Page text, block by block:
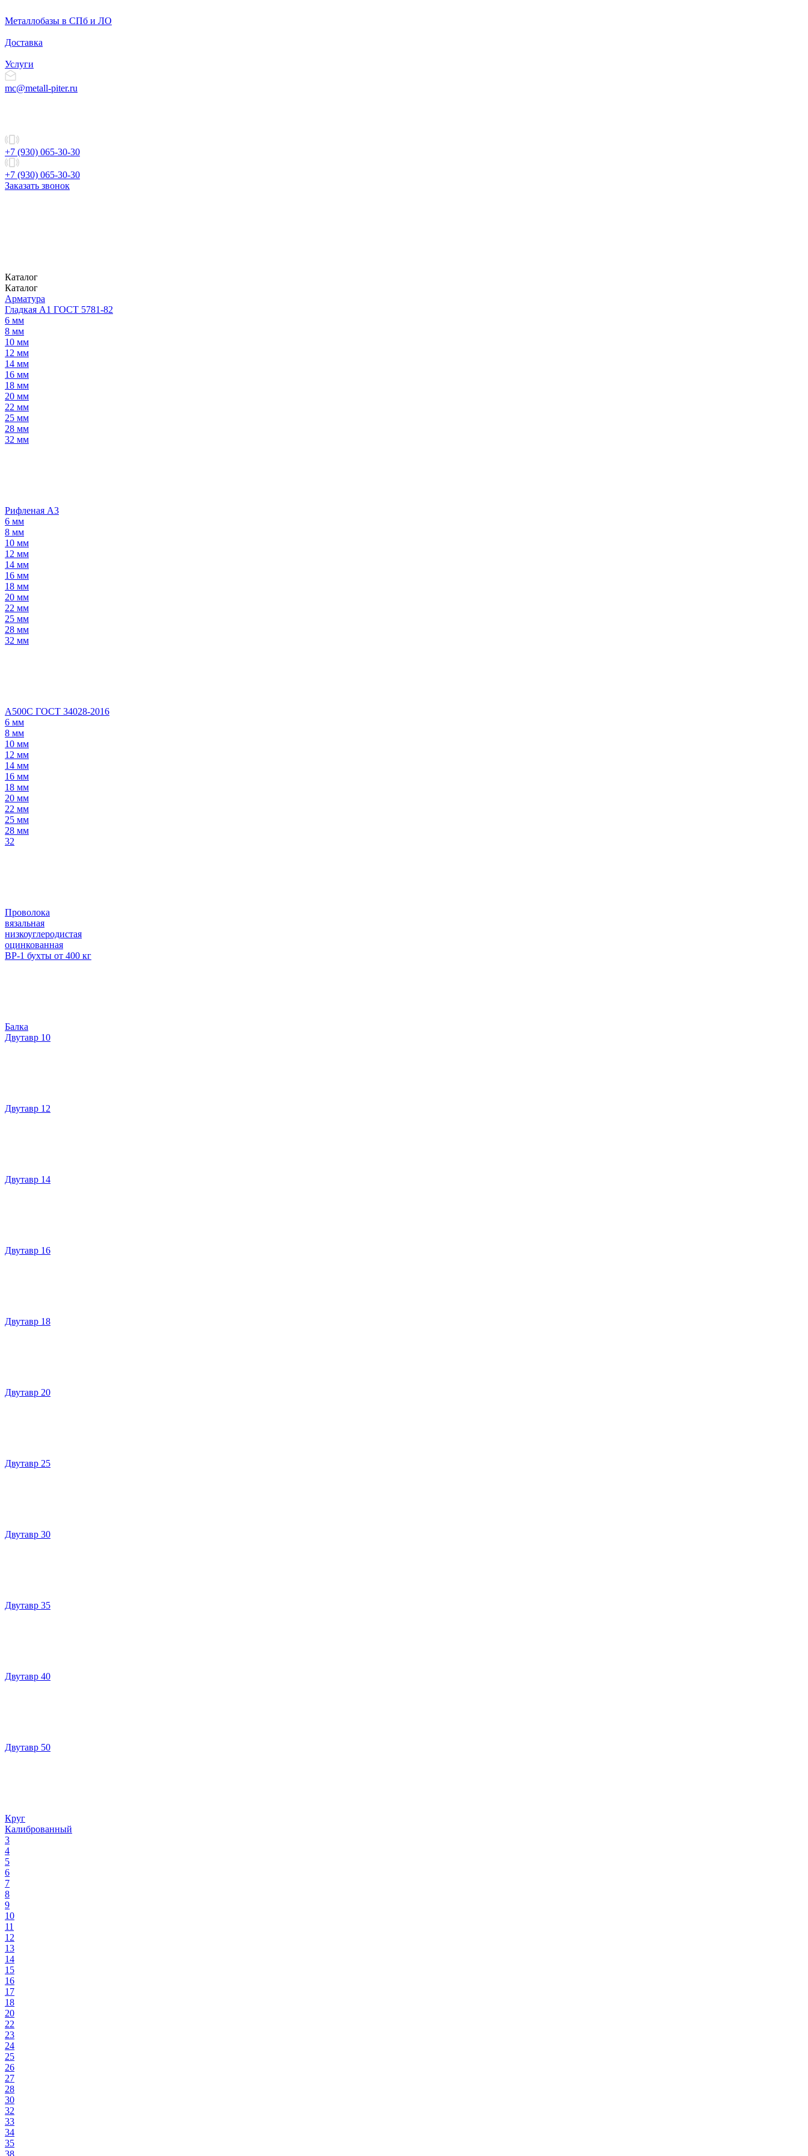
Металлобазы в СПб и ЛО
Доставка
Услуги
mc@metall-piter.ru
+7 (930) 065-30-30
+7 (930) 065-30-30
Заказать звонок
Каталог
Каталог
Арматура
Гладкая А1 ГОСТ 5781-82
6 мм
8 мм
10 мм
12 мм
14 мм
16 мм
18 мм
20 мм
22 мм
25 мм
28 мм
32 мм
Рифленая А3
6 мм
8 мм
10 мм
12 мм
14 мм
16 мм
18 мм
20 мм
22 мм
25 мм
28 мм
32 мм
А500С ГОСТ 34028-2016
6 мм
8 мм
10 мм
12 мм
14 мм
16 мм
18 мм
20 мм
22 мм
25 мм
28 мм
32
Проволока
вязальная
низкоуглеродистая
оцинкованная
ВР-1 бухты от 400 кг
Балка
Двутавр 10
Двутавр 12
Двутавр 14
Двутавр 16
Двутавр 18
Двутавр 20
Двутавр 25
Двутавр 30
Двутавр 35
Двутавр 40
Двутавр 50
Круг
Калиброванный
3
4
5
6
7
8
9
10
11
12
13
14
15
16
17
18
20
22
23
24
25
26
27
28
30
32
33
34
35
38